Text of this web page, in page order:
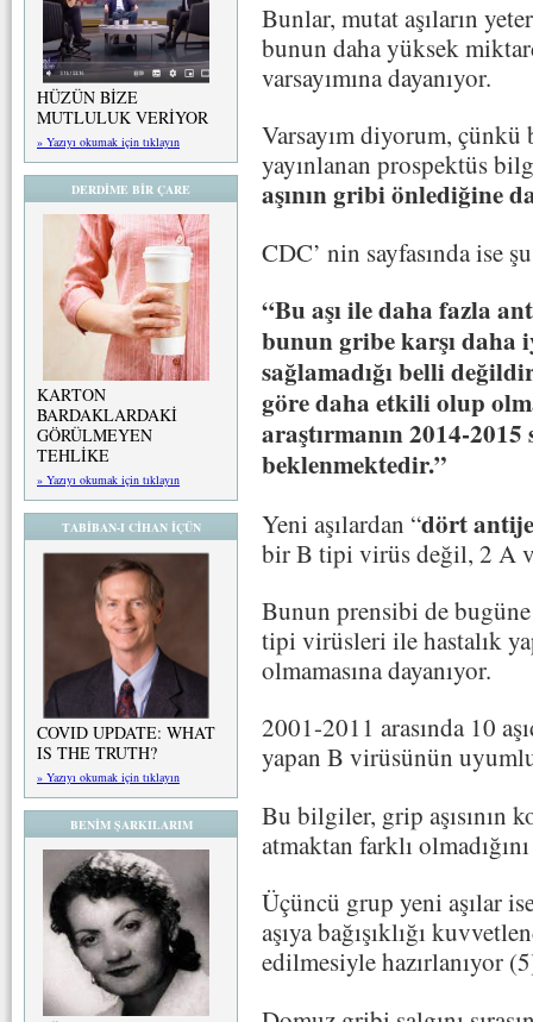
HÜZÜN BİZE
MUTLULUK VERİYOR
» Yazıyı okumak için tıklayın
DERDİME BİR ÇARE
KARTON
BARDAKLARDAKİ
GÖRÜLMEYEN
TEHLİKE
» Yazıyı okumak için tıklayın
TABİBAN-I CİHAN İÇÜN
COVID UPDATE: WHAT
IS THE TRUTH?
» Yazıyı okumak için tıklayın
BENİM ŞARKILARIM
Bunlar, mutat aşıların
bunun daha yüksek
varsayımına dayanıyor.
Varsayım diyorum, çünkü
yayınlanan prospektüs
aşının gribi önlediğine
CDC’ nin sayfasında ise
“Bu aşı ile daha fazla
bunun gribe karşı daha
sağlamadığı belli
göre daha etkili olup
araştırmanın 2014-2015
beklenmektedir.”
Yeni aşılardan “dört
bir B tipi virüs değil, 2 A
Bunun prensibi de
tipi virüsleri ile hastalık
olmamasına dayanıyor.
2001-2011 arasında 10
yapan B virüsünün
Bu bilgiler, grip aşısının
atmaktan farklı
Üçüncü grup yeni aşılar
aşıya bağışıklığı
edilmesiyle hazırlanıyor